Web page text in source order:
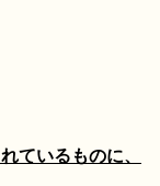
ているものに、